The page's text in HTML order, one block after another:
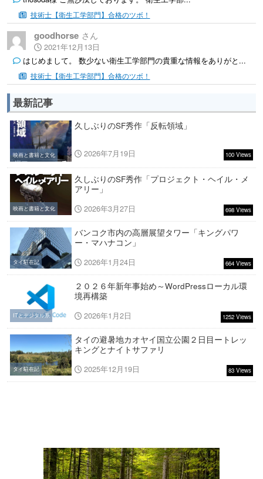
技術士【衛生工学部門】合格のツボ！
goodhorse
2021年12月13日
はじめまして。 数少ない衛生工学部門の貴重な情報をありがと...
技術士【衛生工学部門】合格のツボ！
最新記事
久しぶりのSF秀作「反転領域」
映画と書籍と文化 2026年7月19日 100 Views
久しぶりのSF秀作「プロジェクト・ヘイル・メ
アリー」
映画と書籍と文化 2026年3月27日 698 Views
バンコク市内の高層展望タワー「キングパワ
ー・マハナコン」
タイ駐在記 2026年1月24日 664 Views
２０２６年新年事始め～WordPressローカル環
境再構築
ITとデジタル系 2026年1月2日 1252 Views
タイの避暑地カオヤイ国立公園２日目ートレッ
キングとナイトサファリ
タイ駐在記 2025年12月19日 83 Views